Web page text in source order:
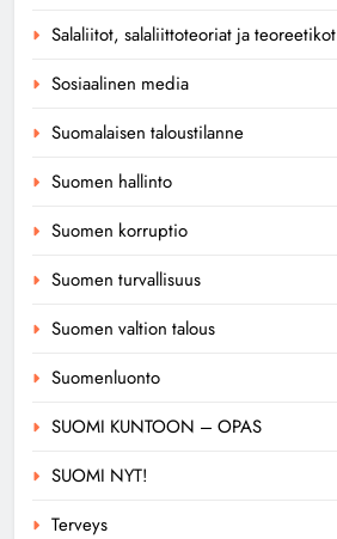
Salaliitot, salaliittoteoriat ja teoreetikot
Sosiaalinen media
Suomalaisen taloustilanne
Suomen hallinto
Suomen korruptio
Suomen turvallisuus
Suomen valtion talous
Suomenluonto
SUOMI KUNTOON – OPAS
SUOMI NYT!
Terveys